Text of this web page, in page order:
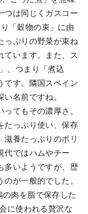
つは同じくガスコー
「穀物の束」に由
っぷりの野菜が束ね
ています。また、ス
、つまり「煮込
です。隣国スペイン
名前ですね。
てもその濃厚さ。
たっぷり使い、保存
滋養たっぷりのボリ
代ではハムやチー
多いようですが、歴
が一般的でした。
肉を脂で保存した
に使われる贅沢な